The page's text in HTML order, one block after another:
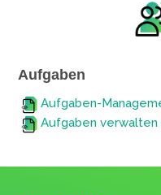
Aufgaben
Aufgaben-
Aufgaben verwalten